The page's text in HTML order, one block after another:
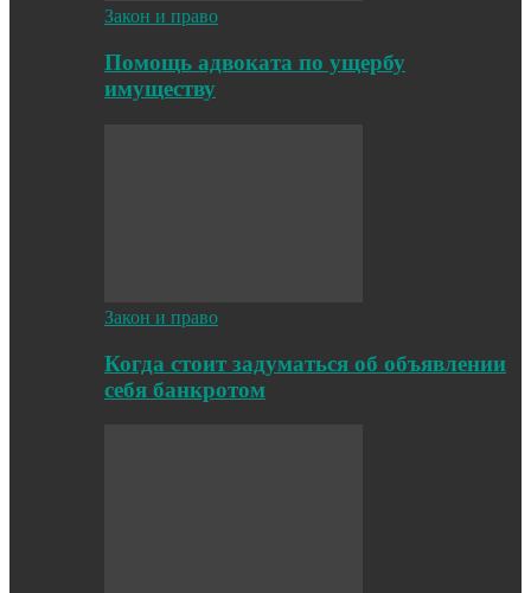
Закон и право
Помощь адвоката по ущербу
имуществу
Закон и право
Когда стоит задуматься об объявлении
себя банкротом